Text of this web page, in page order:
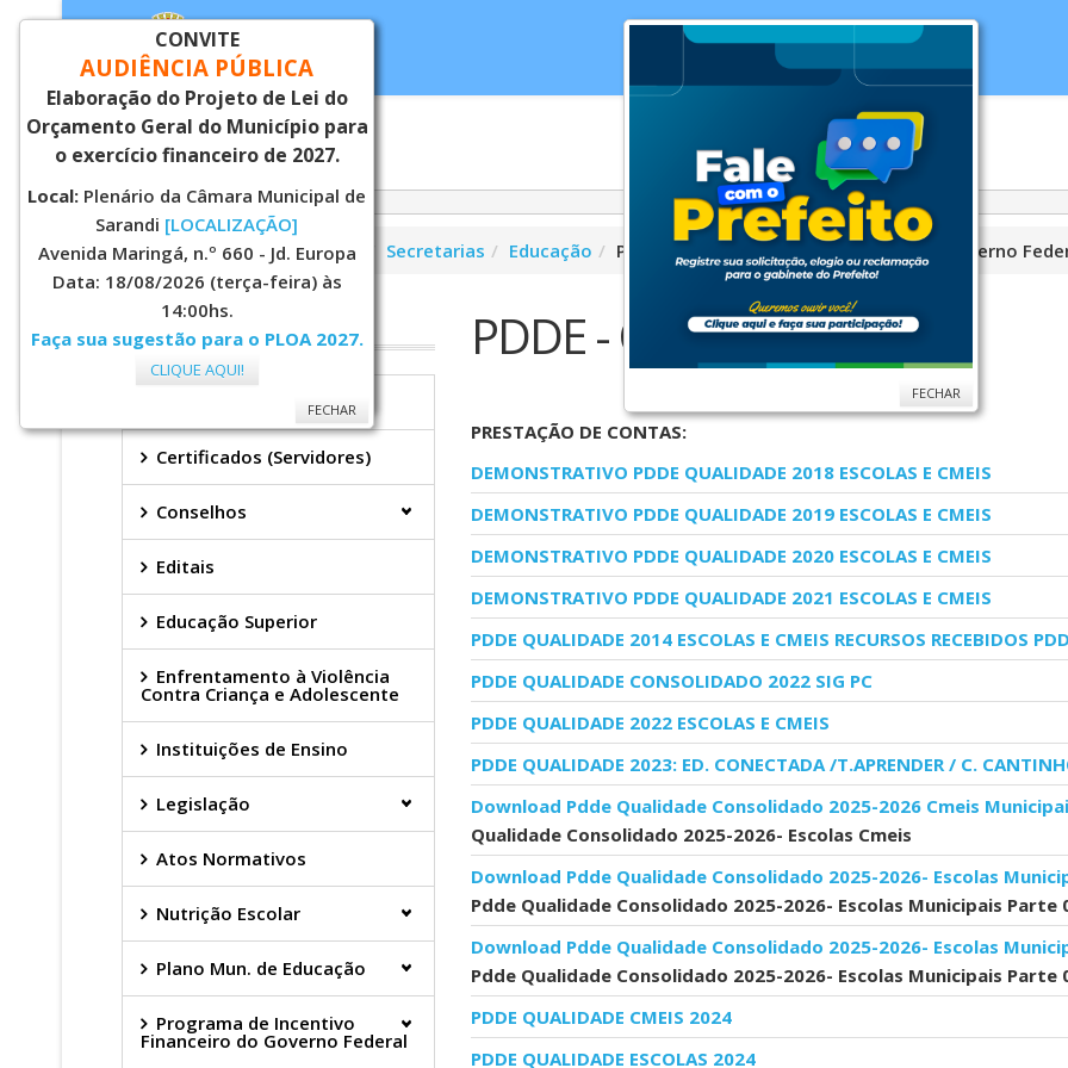
Secretarias Cidade
Você está aqui:Página Principal Secretarias Educação Programa de Incentivo Financeiro do Governo
EDUCAÇÃO
Certificados (Servidores)
Conselhos
Editais
Educação Superior
Enfrentamento à Violência
Contra Criança e Adolescente
Instituições de Ensino
Legislação
Atos Normativos
Nutrição Escolar
Plano Mun. de Educação
Programa de Incentivo
Financeiro do Governo Federal
PDDE - Qualidade
PRESTAÇÃO DE CONTAS:
DEMONSTRATIVO PDDE QUALIDADE 2018 ESCOLAS E CMEIS
DEMONSTRATIVO PDDE QUALIDADE 2019 ESCOLAS E CMEIS
DEMONSTRATIVO PDDE QUALIDADE 2020 ESCOLAS E CMEIS
DEMONSTRATIVO PDDE QUALIDADE 2021 ESCOLAS E CMEIS
PDDE QUALIDADE 2014 ESCOLAS E CMEIS RECURSOS RECEBIDOS
PDDE QUALIDADE CONSOLIDADO 2022 SIG PC
PDDE QUALIDADE 2022 ESCOLAS E CMEIS
PDDE QUALIDADE 2023: ED. CONECTADA /T.APRENDER / C.
Download Pdde Qualidade Consolidado 2025-2026 Cmeis
Qualidade Consolidado 2025-2026- Escolas Cmeis
Download Pdde Qualidade Consolidado 2025-2026- Escolas
Pdde Qualidade Consolidado 2025-2026- Escolas Municipais Parte
Download Pdde Qualidade Consolidado 2025-2026- Escolas
Pdde Qualidade Consolidado 2025-2026- Escolas Municipais Parte
PDDE QUALIDADE CMEIS 2024
PDDE QUALIDADE ESCOLAS 2024
CONVITE
AUDIÊNCIA PÚBLICA
Elaboração do Projeto de Lei do
Orçamento Geral do Município para
o exercício financeiro de 2027.
Local: Plenário da Câmara Municipal de
Sarandi [LOCALIZAÇÃO]
Avenida Maringá, n.º 660 - Jd. Europa
Data: 18/08/2026 (terça-feira) às
14:00hs.
Faça sua sugestão para o PLOA 2027.
CLIQUE AQUI!
FECHAR
FECHAR